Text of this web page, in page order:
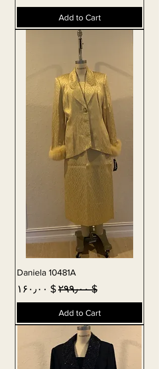
Add to Cart
Daniela 10481A
Regular Price
$ ۲۹۹٫۰۰ Sale Price
$ ۱۶۰٫۰۰
Add to Cart